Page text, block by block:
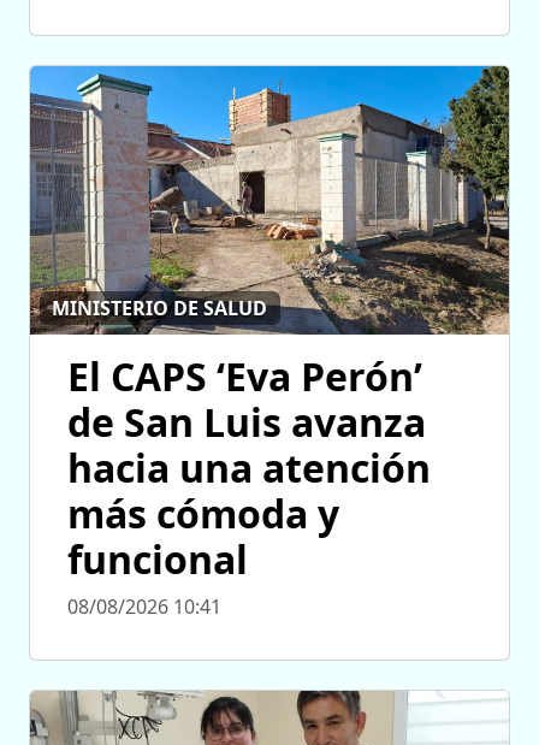
MINISTERIO DE SALUD
El CAPS ‘Eva Perón’
de San Luis avanza
hacia una atención
más cómoda y
funcional
08/08/2026 10:41